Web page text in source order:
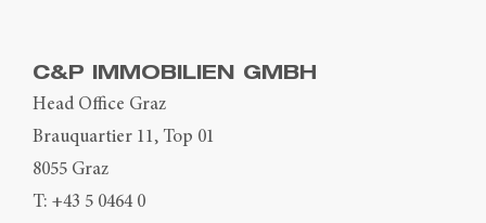
C&P IMMOBILIEN GMBH
Head Office Graz
Brauquartier 11, Top 01
8055 Graz
T: +43 5 0464 0